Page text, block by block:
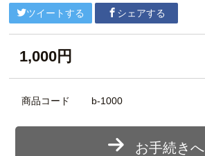
ツイートする シェアする
1,000円
商品コード b-1000
お手続きへ